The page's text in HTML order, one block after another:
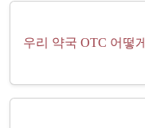
우리 약국 OTC 어떻